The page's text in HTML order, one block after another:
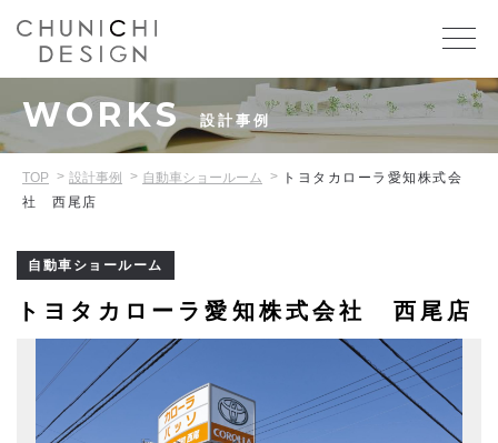
WORKS 設計事例
TOP 設計事例 自動車ショールーム
トヨタカローラ愛知株式会
社 西尾店
自動車ショールーム
トヨタカローラ愛知株式会社 西尾店